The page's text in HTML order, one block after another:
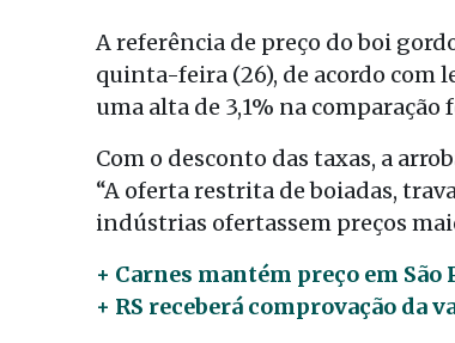
A referência de preço do boi
quinta-feira (26), de acordo com
uma alta de 3,1% na comparação
Com o desconto das taxas, a
“A oferta restrita de boiadas,
indústrias ofertassem preços
+ Carnes mantém preço em São
+ RS receberá comprovação da